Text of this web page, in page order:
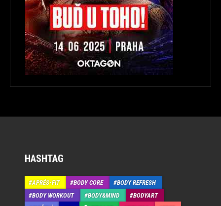
HASHTAG
APRÉS-FIT BODY CORE
BODY REFRESH
BODY WORKOUT
BODY&MIND
BODYART